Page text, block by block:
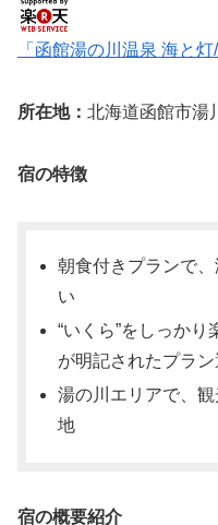
「函館湯の川温泉 海と
所在地： 北海道函館市湯
宿の特徴
朝食付きプランで
い
“いくら”をしっか
が明記されたプラ
湯の川エリアで、
地
宿の概要紹介